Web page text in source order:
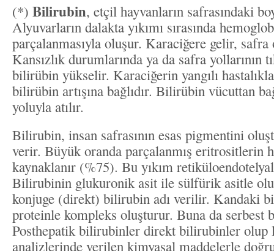
(*) Bilirubin, etçil hayvanların safrasındaki
Alyuvarların dalakta yıkımı sırasında
parçalanmasıyla oluşur. Karaciğere gelir,
Kansızlık durumlarında ya da safra yollarının
bilirübin yükselir. Karaciğerin yangılı
bilirübin artışına bağlıdır. Bilirübin vücuttan
yoluyla atılır.
Bilirubin, insan safrasının esas pigmentini
verir. Büyük oranda parçalanmış eritrositlerin
kaynaklanır (%75). Bu yıkım
Bilirubinin glukuronik asit ile sülfürik asitle
konjuge (direkt) bilirubin adı verilir. Kandaki
proteinle kompleks oluşturur. Buna da serbest
Posthepatik bilirubinler direkt bilirubinler olup
analizlerinde verilen kimyasal maddelerle